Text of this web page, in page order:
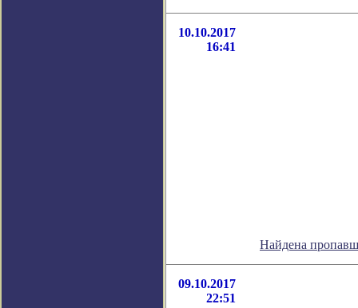
10.10.2017
16:41
Найдена
09.10.2017
22:51